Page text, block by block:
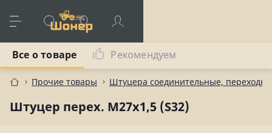
Прочие товары Штуцера соединительные,
Штуцер перех. М27х1,5 (S32)
Все о товаре Рекомендуем